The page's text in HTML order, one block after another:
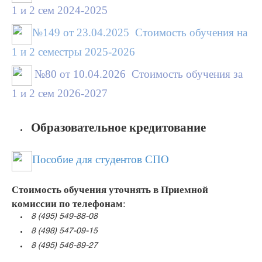
1 и 2 сем 2024-2025
№149 от 23.04.2025 Стоимость обучения на
1 и 2 семестры 2025-2026
№80 от 10.04.2026 Стоимость обучения за
1 и 2 сем 2026-2027
Образовательное кредитование
Пособие для студентов СПО
Стоимость обучения уточнять в Приемной
комиссии по телефонам:
8 (495) 549-88-08
8 (498) 547-09-15
8 (495) 546-89-27